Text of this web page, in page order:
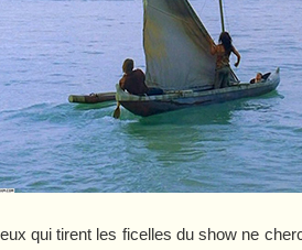
qui tirent les ficelles du show ne